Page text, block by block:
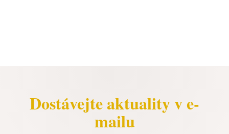
Dostávejte aktuality v e-
mailu